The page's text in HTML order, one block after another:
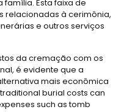
Esta faixa de
relacionadas à cerimônia,
e outros serviços
da cremação com os
é evidente que a
mais econômica
burial costs can
such as tomb